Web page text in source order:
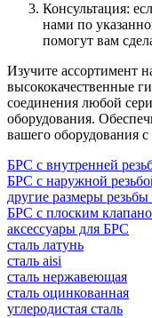
Консультация:
нами по
помогут вам
Изучите ассортимент
высококачественные
соединения любой
оборудования.
вашего оборудования
БРС с внутренней
БРС с наружной
другие размеры
БРС с плоским
аксессуары для БРС
сталь латунь
сталь aisi
сталь нержавеющая
сталь оцинкованная
углеродистая сталь